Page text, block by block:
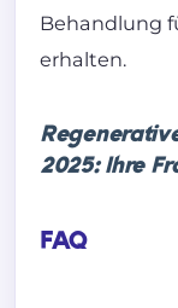
Behandlung
erhalten.
2025: Ihre
FAQ